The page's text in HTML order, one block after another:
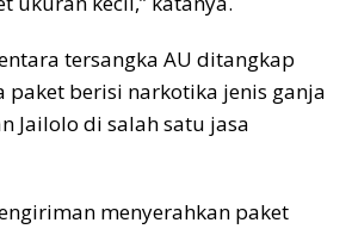
tersangka AU ditangkap
paket berisi narkotika jenis ganja
Jailolo di salah satu jasa
menyerahkan paket